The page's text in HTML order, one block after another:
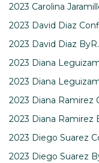
2023 Carolina
2023 David Diaz
2023 David Diaz
2023 Diana
2023 Diana
2023 Diana Ramirez
2023 Diana Ramirez
2023 Diego Suarez
2023 Diego Suarez